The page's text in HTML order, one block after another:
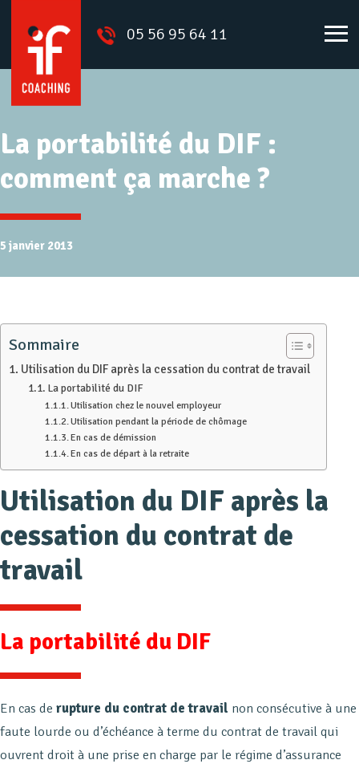
05 56 95 64 11
La portabilité du DIF :
comment ça marche ?
5 janvier 2013
Sommaire
Utilisation du DIF après la cessation du contrat de travail
La portabilité du DIF
Utilisation chez le nouvel employeur
Utilisation pendant la période de chômage
En cas de démission
En cas de départ à la retraite
Utilisation du DIF après la
cessation du contrat de
travail
La portabilité du DIF
En cas de rupture du contrat de travail non consécutive à une
faute lourde ou d’échéance à terme du contrat de travail qui
ouvrent droit à une prise en charge par le régime d’assurance